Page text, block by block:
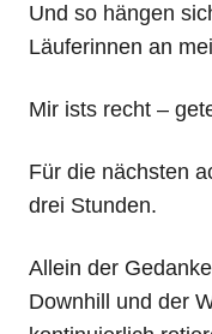
Und so hängen
Läuferinnen an
Mir ists recht –
Für die nächsten
drei Stunden.
Allein der
Downhill und der